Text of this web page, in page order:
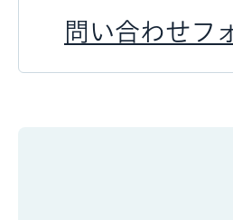
問い合わせフ